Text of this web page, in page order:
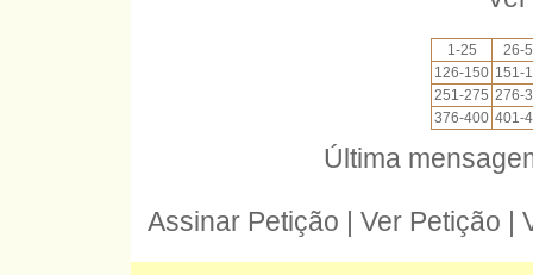
1-25
26-
126-150 151-
251-275 276-
376-400 401-
Última
Assinar Petição | Ver Petição |